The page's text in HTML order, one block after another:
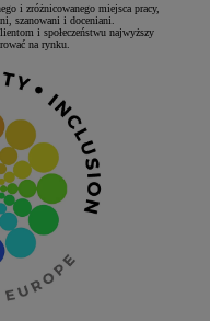
i zróżnicowanego miejsca pracy,
szanowani i doceniani.
i społeczeństwu najwyższy
na rynku.